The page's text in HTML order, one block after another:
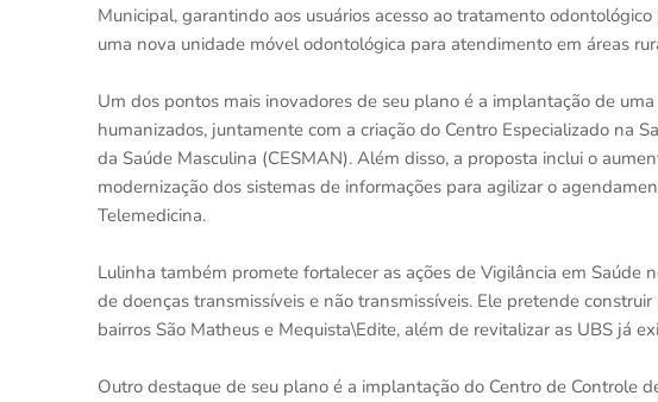
Municipal, garantindo aos usuários acesso ao tratamento
uma nova unidade móvel odontológica para atendimento em áreas
Um dos pontos mais inovadores de seu plano é a implantação de
humanizados, juntamente com a criação do Centro Especializado na
da Saúde Masculina (CESMAN). Além disso, a proposta inclui o
modernização dos sistemas de informações para agilizar o
Telemedicina.
Lulinha também promete fortalecer as ações de Vigilância em Saúde
de doenças transmissíveis e não transmissíveis. Ele pretende
bairros São Matheus e Mequista\Edite, além de revitalizar as UBS já
Outro destaque de seu plano é a implantação do Centro de Controle